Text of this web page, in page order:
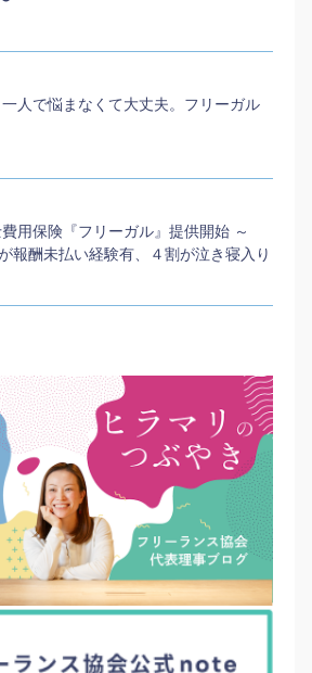
人で悩まなくて大丈夫。フリーガル
用保険『フリーガル』提供開始 ～
報酬未払い経験有、４割が泣き寝入り